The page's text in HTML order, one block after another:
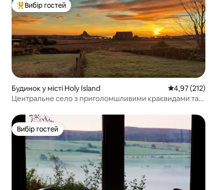
Топ вибір гостей
Вибір гостей
Будинок у місті Holy Island Середня
4,97 (212)
Центральне село з приголомшливими краєвидами та
Вибір гостей
Вибір гостей